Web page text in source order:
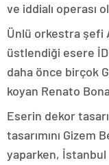
ve iddialı operası
Ünlü orkestra şefi
üstlendiği esere
daha önce birçok
koyan Renato
Eserin dekor
tasarımını Gizem
yaparken, İstanbul